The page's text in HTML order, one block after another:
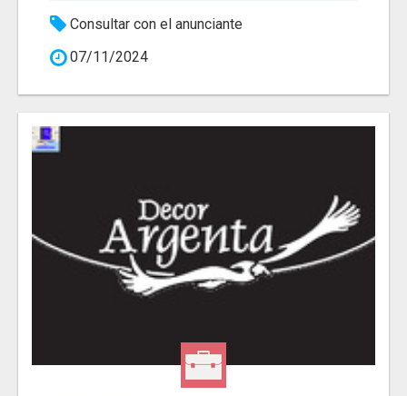
Consultar con el anunciante
07/11/2024